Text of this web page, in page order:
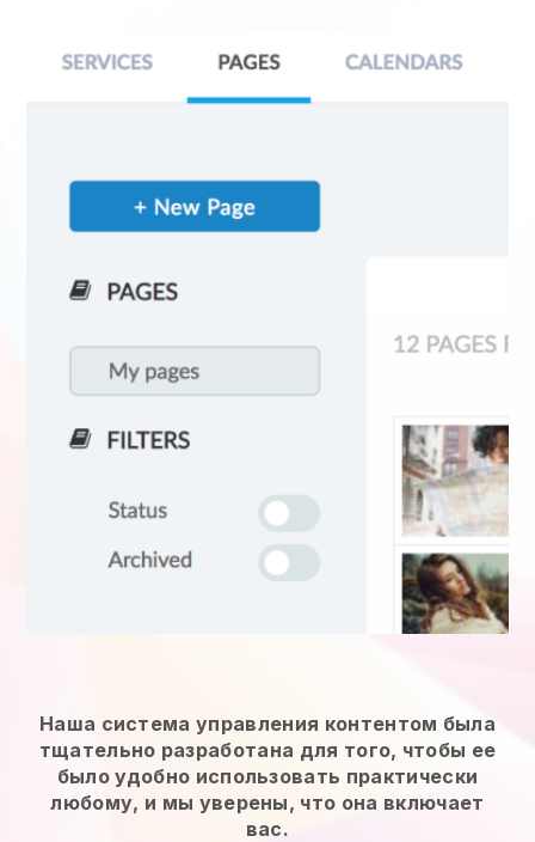
Наша система управления контентом была
тщательно разработана для того, чтобы ее
было удобно использовать практически
любому, и мы уверены, что она включает
вас.